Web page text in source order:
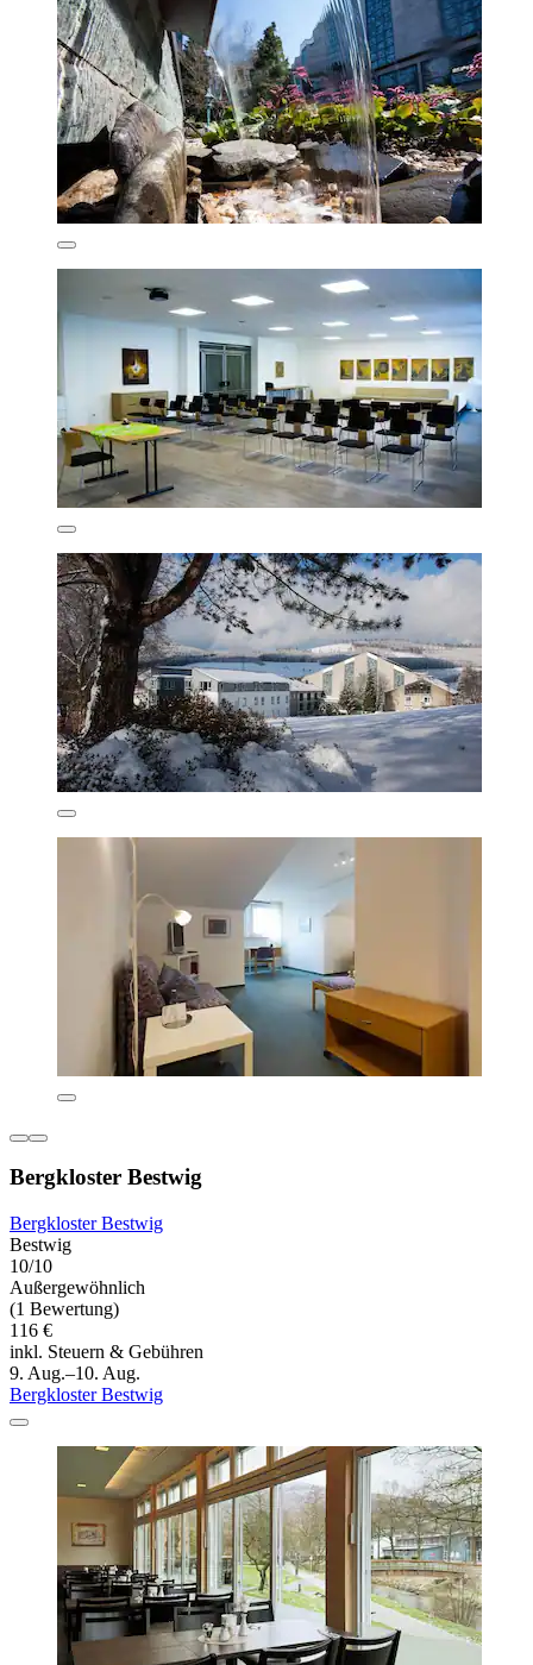
Bergkloster Bestwig
Bergkloster Bestwig
Bestwig
10/10
Außergewöhnlich
(1 Bewertung)
116 €
inkl. Steuern & Gebühren
9. Aug.–10. Aug.
Bergkloster Bestwig